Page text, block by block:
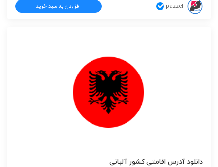
pazzel افزودن به سبد خرید
دانلود آدرس اقامتی کشور آلبانی